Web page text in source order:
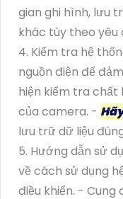
gian ghi hình, lưu
khác tùy theo yêu
4. Kiểm tra hệ
nguồn điện để
hiện kiểm tra
của camera. -
lưu trữ dữ liệu
5. Hướng dẫn sử
về cách sử dụng
điều khiển. - Cung